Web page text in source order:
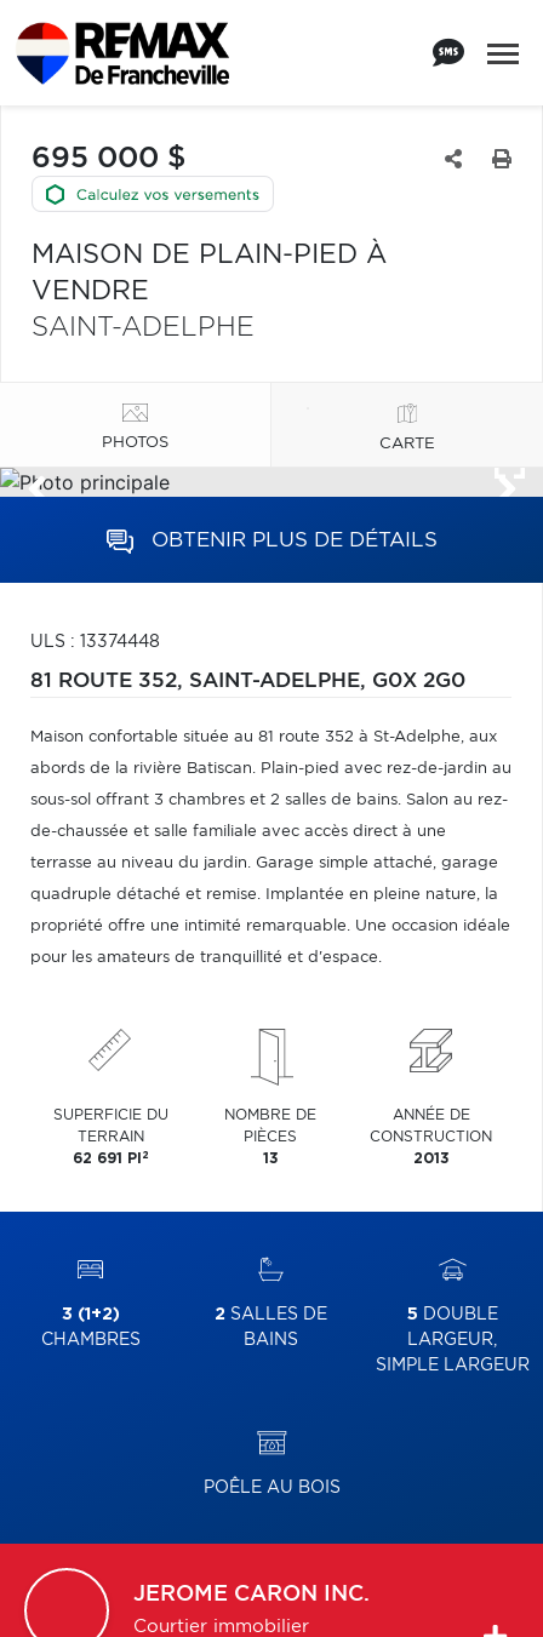
695 000 $
MAISON DE PLAIN-PIED À
VENDRE
SAINT-ADELPHE
PHOTOS CARTE
OBTENIR PLUS DE DÉTAILS
ULS : 13374448
81 ROUTE 352, SAINT-ADELPHE, G0X 2G0
Maison confortable située au 81 route 352 à St-Adelphe, aux
abords de la rivière Batiscan. Plain-pied avec rez-de-jardin au
sous-sol offrant 3 chambres et 2 salles de bains. Salon au rez-
de-chaussée et salle familiale avec accès direct à une
terrasse au niveau du jardin. Garage simple attaché, garage
quadruple détaché et remise. Implantée en pleine nature, la
propriété offre une intimité remarquable. Une occasion idéale
pour les amateurs de tranquillité et d'espace.
SUPERFICIE DU
TERRAIN
62 691 PI 2
NOMBRE DE
PIÈCES
13
ANNÉE DE
CONSTRUCTION
2013
3 (1+2)
CHAMBRES
2 SALLES DE
BAINS
5 DOUBLE
LARGEUR,
SIMPLE LARGEUR
POÊLE AU BOIS
JEROME CARON INC.
Courtier immobilier